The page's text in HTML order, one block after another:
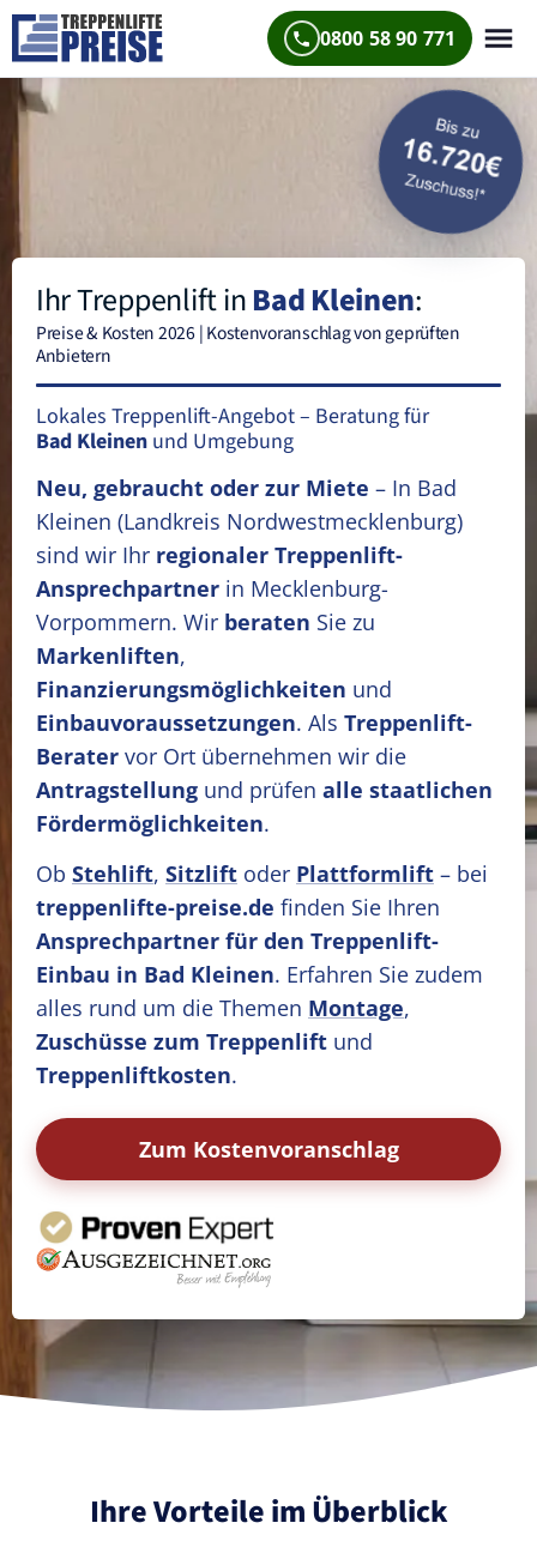
0800 58 90 771
Ihr Treppenlift inBad Kleinen:
Preise & Kosten 2026 | Kostenvoranschlag von geprüften
Anbietern
Lokales Treppenlift-Angebot – Beratung für
Bad Kleinen und Umgebung
Neu, gebraucht oder zur Miete – In Bad
Kleinen (Landkreis Nordwestmecklenburg)
sind wir Ihr regionaler Treppenlift-
Ansprechpartner in Mecklenburg-
Vorpommern. Wir beraten Sie zu
Markenliften,
Finanzierungsmöglichkeiten und
Einbauvoraussetzungen. Als Treppenlift-
Berater vor Ort übernehmen wir die
Antragstellung und prüfen alle staatlichen
Fördermöglichkeiten.
Ob Stehlift, Sitzlift oder Plattformlift – bei
treppenlifte-preise.de finden Sie Ihren
Ansprechpartner für den Treppenlift-
Einbau in Bad Kleinen. Erfahren Sie zudem
alles rund um die Themen Montage,
Zuschüsse zum Treppenlift und
Treppenliftkosten.
Zum Kostenvoranschlag
Ihre Vorteile im Überblick